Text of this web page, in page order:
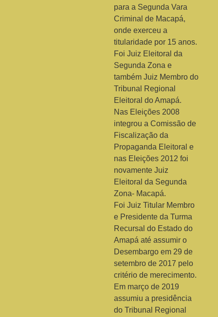
para a Segunda Vara
Criminal de Macapá,
onde exerceu a
titularidade por 15 anos.
Foi Juiz Eleitoral da
Segunda Zona e
também Juiz Membro do
Tribunal Regional
Eleitoral do Amapá.
Nas Eleições 2008
integrou a Comissão de
Fiscalização da
Propaganda Eleitoral e
nas Eleições 2012 foi
novamente Juiz
Eleitoral da Segunda
Zona- Macapá.
Foi Juiz Titular Membro
e Presidente da Turma
Recursal do Estado do
Amapá até assumir o
Desembargo em 29 de
setembro de 2017 pelo
critério de merecimento.
Em março de 2019
assumiu a presidência
do Tribunal Regional